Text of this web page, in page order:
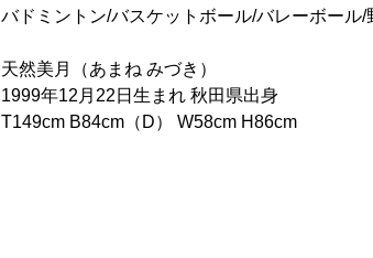
バドミントン/バスケットボール/バレーボール/
天然美月（あまね みづき）
1999年12月22日生まれ 秋田県出身
T149cm B84cm（D） W58cm H86cm